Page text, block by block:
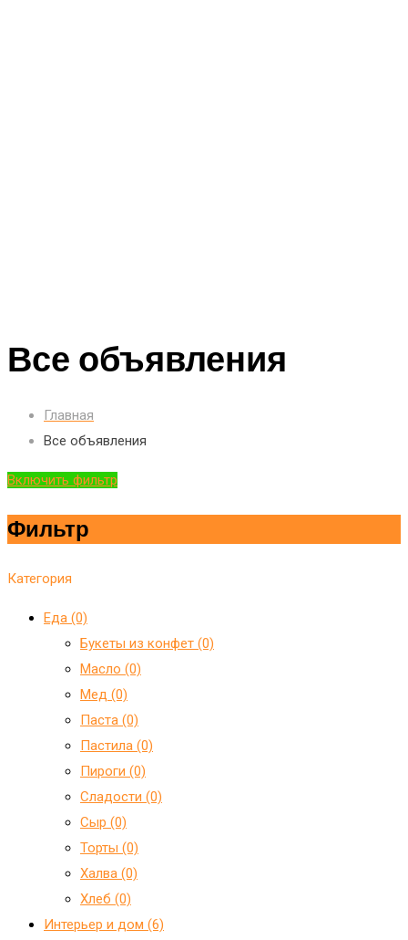
Все объявления
Главная
Все объявления
Включить фильтр
Фильтр
Категория
Еда (0)
Букеты из конфет (0)
Масло (0)
Мед (0)
Паста (0)
Пастила (0)
Пироги (0)
Сладости (0)
Сыр (0)
Торты (0)
Халва (0)
Хлеб (0)
Интерьер и дом (6)